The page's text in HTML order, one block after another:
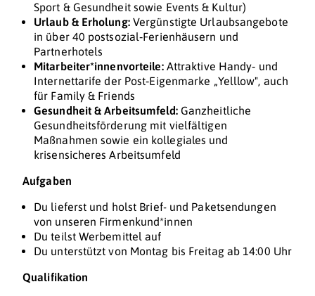
Sport & Gesundheit sowie Events & Kultur)
Urlaub & Erholung:Vergünstigte Urlaubsangebote
in über 40 postsozial‑Ferienhäusern und
Partnerhotels
Mitarbeiter*innenvorteile: Attraktive Handy‑ und
Internettarife der Post‑Eigenmarke „Yelllow", auch
für Family & Friends
Gesundheit & Arbeitsumfeld:Ganzheitliche
Gesundheitsförderung mit vielfältigen
Maßnahmen sowie ein kollegiales und
krisensicheres Arbeitsumfeld
Aufgaben
Du lieferst und holst Brief- und Paketsendungen
von unseren Firmenkund*innen
Du teilst Werbemittel auf
Du unterstützt von Montag bis Freitag ab 14:00 Uhr
Qualifikation